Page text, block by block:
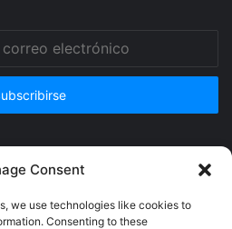
Consent
we use technologies like cookies to
Consenting to these